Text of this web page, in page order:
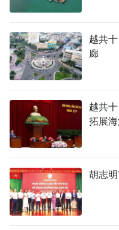
越共
廊
越共
拓展
胡志